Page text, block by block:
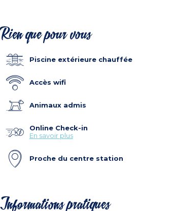
Rien que pour vous
Piscine extérieure chauffée
Accès wifi
Animaux admis
Online Check-in
En savoir plus
Proche du centre station
Informations pratiques